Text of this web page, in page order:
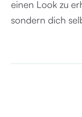
einen Look zu
sondern dich